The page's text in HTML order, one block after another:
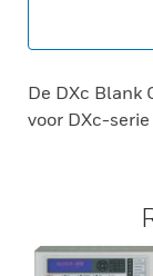
De DXc Blank
voor DXc-